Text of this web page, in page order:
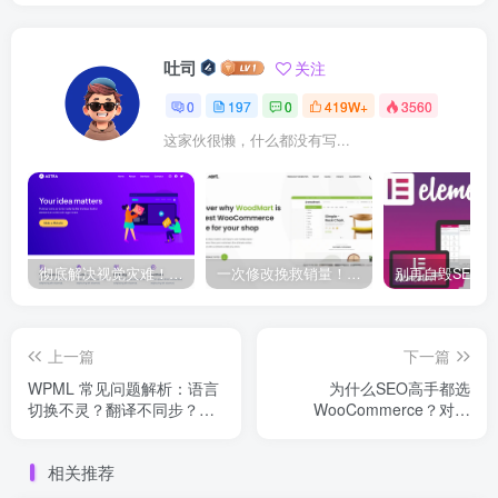
吐司 关注
0 197 0 419W+ 3560
这家伙很懒，什么都没有写...
彻底解决视觉灾难！Astra 主题隐藏页面标题的终极神技大公开！ 一次修改挽救销量！Woodmart 结账页面优化全攻略曝光！
上一篇
WPML 常见问题解析：语言
切换不灵？翻译不同步？背
下一篇
为什么SEO高手都选
WooCommerce？对比
相关推荐